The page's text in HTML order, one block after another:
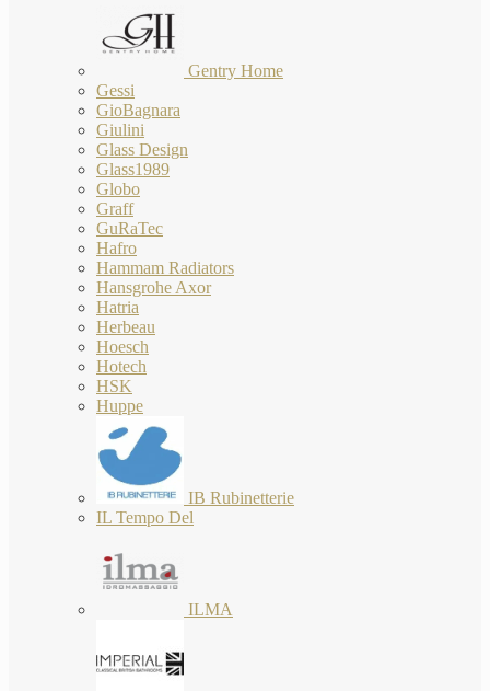
Gentry Home
Gessi
GioBagnara
Giulini
Glass Design
Glass1989
Globo
Graff
GuRaTec
Hafro
Hammam Radiators
Hansgrohe Axor
Hatria
Herbeau
Hoesch
Hotech
HSK
Huppe
IB Rubinetterie
IL Tempo Del
ILMA